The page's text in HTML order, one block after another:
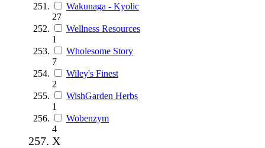
Wakunaga - Kyolic
27
Wellness Resources
1
Wholesome Story
7
Wiley's Finest
2
WishGarden Herbs
1
Wobenzym
4
X